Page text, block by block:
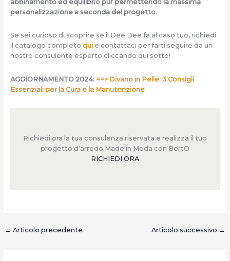
abbinamento ed equilibrio pur permettendo la massima
personalizzazione a seconda del progetto.
Se sei curioso di scoprire se il Dee Dee fa al caso tuo, richiedi
il catalogo completo quie contattaci per farti seguire da un
nostro consulente esperto cliccando qui sotto!
AGGIORNAMENTO 2024: ==> Divano in Pelle: 3 Consigli
Essenziali per la Cura e la Manutenzione
Richiedi ora la tua consulenza riservata e realizza il tuo
progetto d’arredo Made in Meda con BertO
RICHIEDI ORA
← Articolo precedente Articolo successivo →